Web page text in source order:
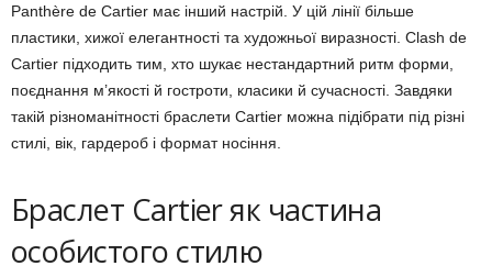
Panthère de Cartier має інший настрій. У цій лінії більше
пластики, хижої елегантності та художньої виразності. Clash de
Cartier підходить тим, хто шукає нестандартний ритм форми,
поєднання м’якості й гостроти, класики й сучасності. Завдяки
такій різноманітності браслети Cartier можна підібрати під різні
стилі, вік, гардероб і формат носіння.
Браслет Cartier як частина
особистого стилю